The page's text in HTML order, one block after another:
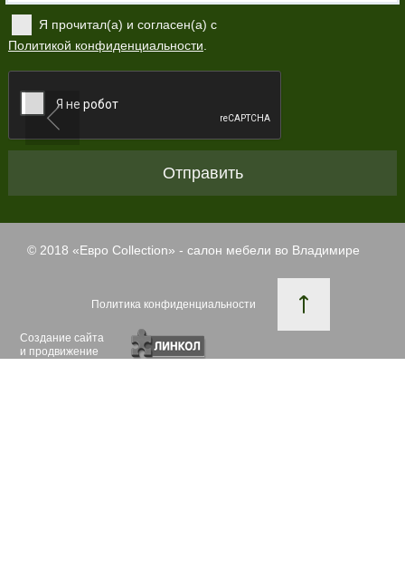
Я прочитал(а) и согласен(а) с
Политикой конфиденциальности.
Отправить
© 2018 «Евро Collection» - салон мебели во Владимире
Политика конфиденциальности
Создание сайта
и продвижение